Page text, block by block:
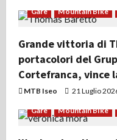
Gare Mountain Bike
Grande vittoria di
portacolori del
Cortefranca, vince
MTB Iseo 21 Luglio
Gare Mountain Bike